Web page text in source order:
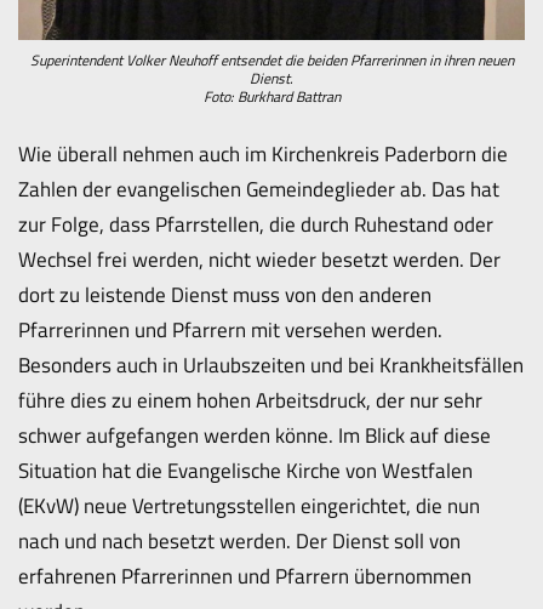
Superintendent Volker Neuhoff entsendet die beiden Pfarrerinnen in ihren neuen
Dienst.
Foto: Burkhard Battran
Wie überall nehmen auch im Kirchenkreis Paderborn die
Zahlen der evangelischen Gemeindeglieder ab. Das hat
zur Folge, dass Pfarrstellen, die durch Ruhestand oder
Wechsel frei werden, nicht wieder besetzt werden. Der
dort zu leistende Dienst muss von den anderen
Pfarrerinnen und Pfarrern mit versehen werden.
Besonders auch in Urlaubszeiten und bei Krankheitsfällen
führe dies zu einem hohen Arbeitsdruck, der nur sehr
schwer aufgefangen werden könne. Im Blick auf diese
Situation hat die Evangelische Kirche von Westfalen
(EKvW) neue Vertretungsstellen eingerichtet, die nun
nach und nach besetzt werden. Der Dienst soll von
erfahrenen Pfarrerinnen und Pfarrern übernommen